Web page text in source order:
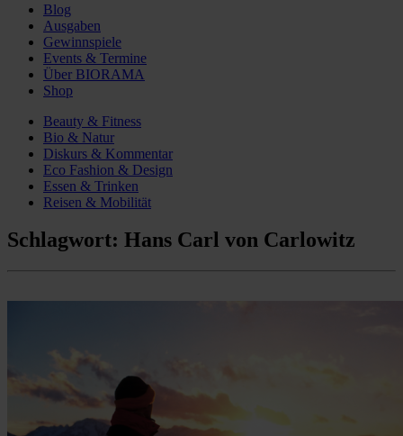
Blog
Ausgaben
Gewinnspiele
Events & Termine
Über BIORAMA
Shop
Beauty & Fitness
Bio & Natur
Diskurs & Kommentar
Eco Fashion & Design
Essen & Trinken
Reisen & Mobilität
Schlagwort: Hans Carl von Carlowitz